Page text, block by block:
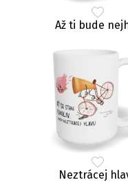
Až ti bude
Neztrácej